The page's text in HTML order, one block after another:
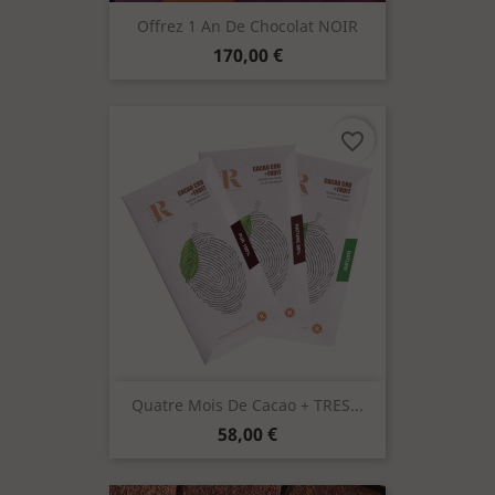
Offrez 1 An De Chocolat NOIR
Prix
170,00 €
Quatre Mois De Cacao + TRES...
Prix
58,00 €
favorite_border